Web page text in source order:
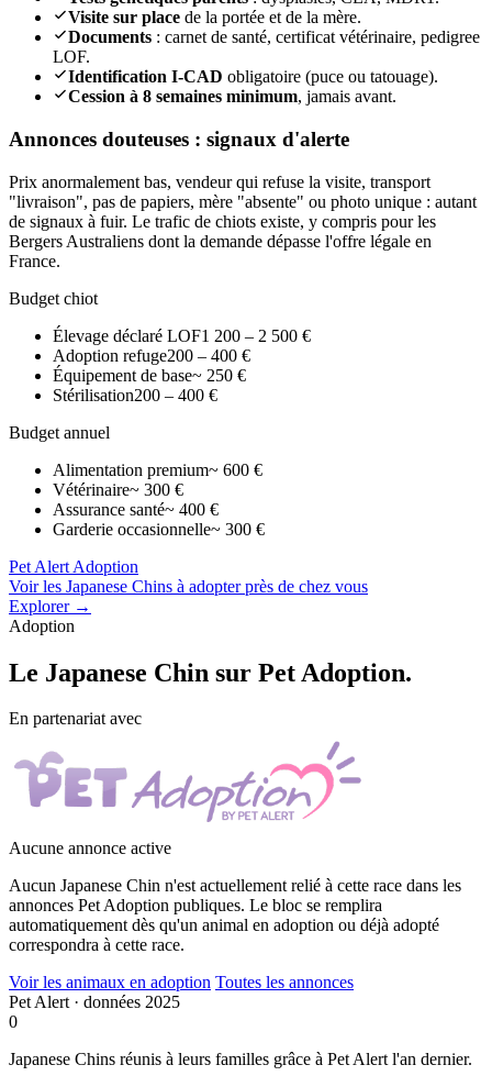
Visite sur place de la portée et de la mère.
Documents : carnet de santé, certificat vétérinaire, pedigree
LOF.
Identification I-CAD obligatoire (puce ou tatouage).
Cession à 8 semaines minimum, jamais avant.
Annonces douteuses : signaux d'alerte
Prix anormalement bas, vendeur qui refuse la visite, transport
"livraison", pas de papiers, mère "absente" ou photo unique : autant
de signaux à fuir. Le trafic de chiots existe, y compris pour les
Bergers Australiens dont la demande dépasse l'offre légale en
France.
Budget chiot
Élevage déclaré LOF1 200 – 2 500 €
Adoption refuge200 – 400 €
Équipement de base~ 250 €
Stérilisation200 – 400 €
Budget annuel
Alimentation premium~ 600 €
Vétérinaire~ 300 €
Assurance santé~ 400 €
Garderie occasionnelle~ 300 €
Pet Alert Adoption
Voir les Japanese Chins à adopter près de chez vous
Explorer →
Adoption
Le Japanese Chin sur Pet Adoption.
En partenariat avec
Aucune annonce active
Aucun Japanese Chin n'est actuellement relié à cette race dans les
annonces Pet Adoption publiques. Le bloc se remplira
automatiquement dès qu'un animal en adoption ou déjà adopté
correspondra à cette race.
Voir les animaux en adoption Toutes les annonces
Pet Alert · données 2025
0
Japanese Chins réunis à leurs familles grâce à Pet Alert l'an dernier.